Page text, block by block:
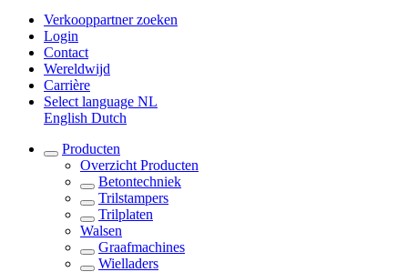
Verkooppartner zoeken
Login
Contact
Wereldwijd
Carrière
Select language NL
English Dutch
Producten
Overzicht Producten
Betontechniek
Trilstampers
Trilplaten
Walsen
Graafmachines
Wielladers